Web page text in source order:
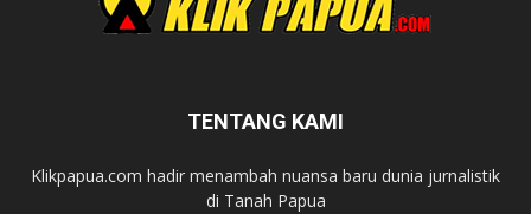
TENTANG KAMI
Klikpapua.com hadir menambah nuansa baru dunia jurnalistik
di Tanah Papua